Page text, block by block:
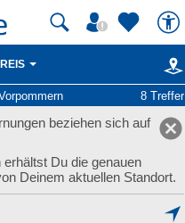
8 Treffer
beziehen sich auf
Du die genauen
Deinem aktuellen Standort.